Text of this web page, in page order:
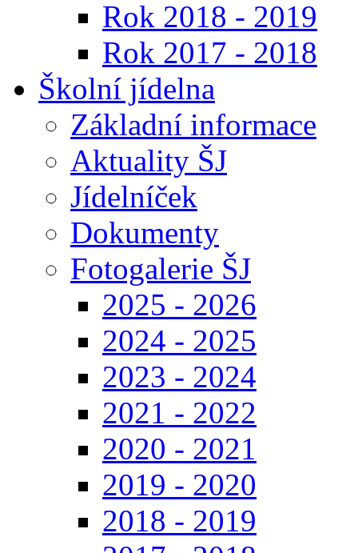
Rok 2018 - 2019
Rok 2017 - 2018
Školní jídelna
Základní informace
Aktuality ŠJ
Jídelníček
Dokumenty
Fotogalerie ŠJ
2025 - 2026
2024 - 2025
2023 - 2024
2021 - 2022
2020 - 2021
2019 - 2020
2018 - 2019